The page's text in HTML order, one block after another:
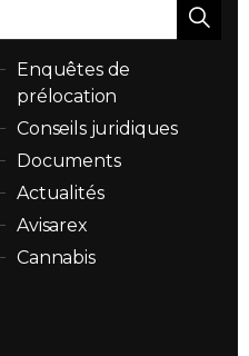
Enquêtes de
prélocation
Conseils juridiques
Documents
Actualités
Avisarex
Cannabis